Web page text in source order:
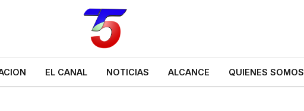
EL CANAL NOTICIAS ALCANCE QUIENES SOMOS